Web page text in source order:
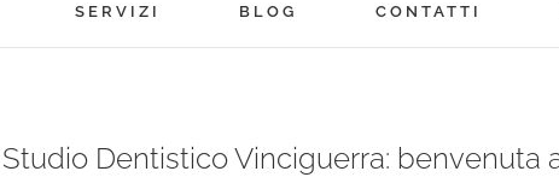
SERVIZI BLOG CONTATTI
Dentistico Vinciguerra: benvenuta